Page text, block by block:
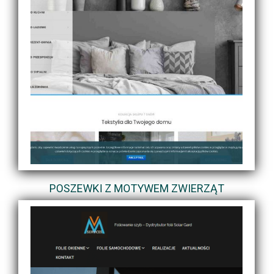
POSZEWKI Z MOTYWEM ZWIERZĄT